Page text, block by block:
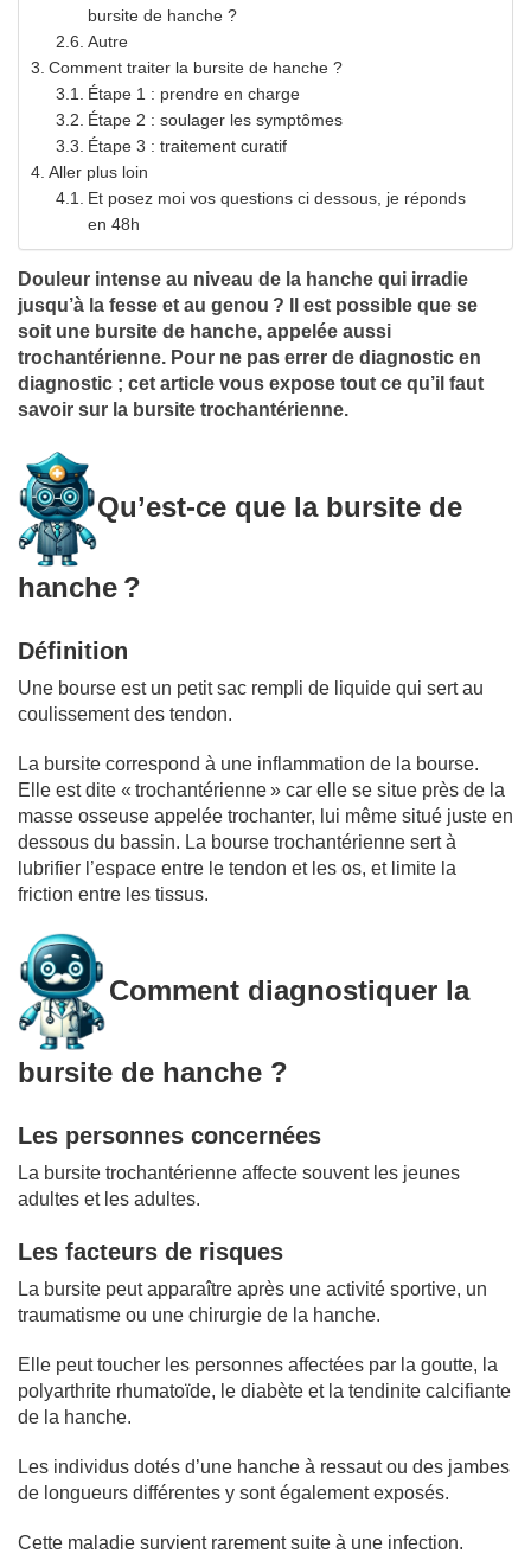
bursite de hanche ?
Autre
Comment traiter la bursite de hanche ?
Étape 1 : prendre en charge
Étape 2 : soulager les symptômes
Étape 3 : traitement curatif
Aller plus loin
Et posez moi vos questions ci dessous, je réponds
en 48h
Douleur intense au niveau de la hanche qui irradie
jusqu’à la fesse et au genou ? Il est possible que se
soit une bursite de hanche, appelée aussi
trochantérienne. Pour ne pas errer de diagnostic en
diagnostic ; cet article vous expose tout ce qu’il faut
savoir sur la bursite trochantérienne.
Qu’est-ce que la bursite de
hanche ?
Définition
Une bourse est un petit sac rempli de liquide qui sert au
coulissement des tendon.
La bursite correspond à une inflammation de la bourse.
Elle est dite « trochantérienne » car elle se situe près de la
masse osseuse appelée trochanter, lui même situé juste en
dessous du bassin. La bourse trochantérienne sert à
lubrifier l’espace entre le tendon et les os, et limite la
friction entre les tissus.
Comment diagnostiquer la
bursite de hanche ?
Les personnes concernées
La bursite trochantérienne affecte souvent les jeunes
adultes et les adultes.
Les facteurs de risques
La bursite peut apparaître après une activité sportive, un
traumatisme ou une chirurgie de la hanche.
Elle peut toucher les personnes affectées par la goutte, la
polyarthrite rhumatoïde, le diabète et la tendinite calcifiante
de la hanche.
Les individus dotés d’une hanche à ressaut ou des jambes
de longueurs différentes y sont également exposés.
Cette maladie survient rarement suite à une infection.